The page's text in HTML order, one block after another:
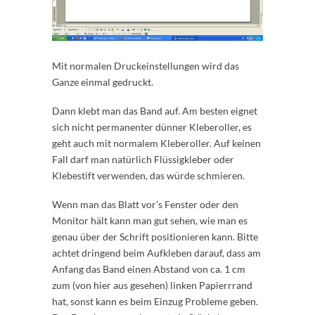
Mit normalen Druckeinstellungen wird das
Ganze einmal gedruckt.
Dann klebt man das Band auf. Am besten eignet
sich nicht permanenter dünner Kleberoller, es
geht auch mit normalem Kleberoller. Auf keinen
Fall darf man natürlich Flüssigkleber oder
Klebestift verwenden, das würde schmieren.
Wenn man das Blatt vor's Fenster oder den
Monitor hält kann man gut sehen, wie man es
genau über der Schrift positionieren kann. Bitte
achtet dringend beim Aufkleben darauf, dass am
Anfang das Band einen Abstand von ca. 1 cm
zum (von hier aus gesehen) linken Papierrrand
hat, sonst kann es beim Einzug Probleme geben.